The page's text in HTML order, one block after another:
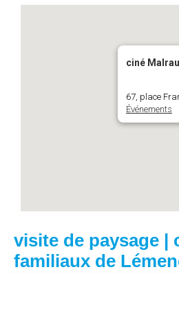
ciné
67, place
Événements
visite de paysage |
familiaux de